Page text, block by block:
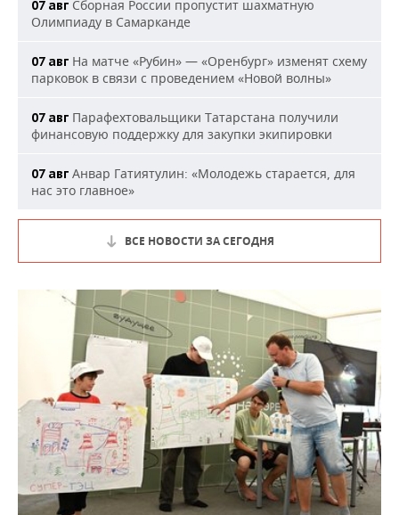
07 авг Сборная России пропустит шахматную
Олимпиаду в Самарканде
07 авг На матче «Рубин» — «Оренбург» изменят схему
парковок в связи с проведением «Новой волны»
07 авг Парафехтовальщики Татарстана получили
финансовую поддержку для закупки экипировки
07 авг Анвар Гатиятулин: «Молодежь старается, для
нас это главное»
ВСЕ НОВОСТИ ЗА СЕГОДНЯ